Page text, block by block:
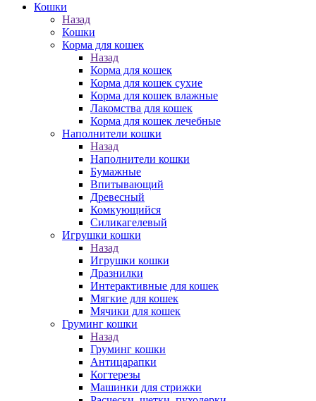
Кошки
Назад
Кошки
Корма для кошек
Назад
Корма для кошек
Корма для кошек сухие
Корма для кошек влажные
Лакомства для кошек
Корма для кошек лечебные
Наполнители кошки
Назад
Наполнители кошки
Бумажные
Впитывающий
Древесный
Комкующийся
Силикагелевый
Игрушки кошки
Назад
Игрушки кошки
Дразнилки
Интерактивные для кошек
Мягкие для кошек
Мячики для кошек
Груминг кошки
Назад
Груминг кошки
Антицарапки
Когтерезы
Машинки для стрижки